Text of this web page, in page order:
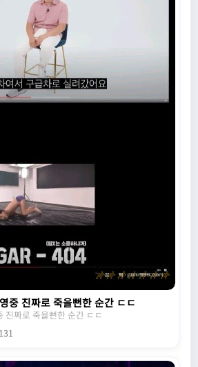
중 진짜로 죽을뻔한 순간 ㄷㄷ
진짜로 죽을뻔한 순간 ㄷㄷ
131